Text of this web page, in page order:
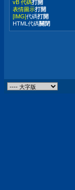
vB 代碼打開
表情圖示打開
[IMG]代碼打開
HTML代碼關閉